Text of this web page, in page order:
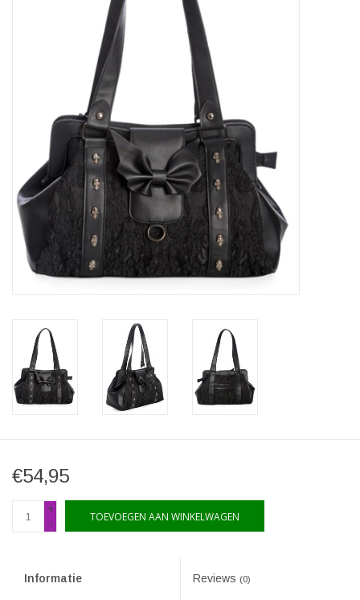
Giftware & Lifestyle &
Bezoek ons
Nieuw
Aanbiedingen
€54,95
+
-
TOEVOEGEN AAN WINKELWAGEN
Informatie Reviews (0)